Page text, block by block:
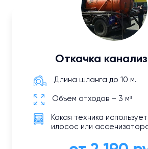
Откачка
Длина шланга до 10 м.
Объем отходов – 3 м³
Какая техника
илосос или